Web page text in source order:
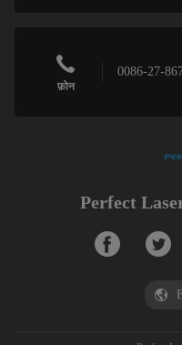
फ़ोन
0086-27-
Perfect